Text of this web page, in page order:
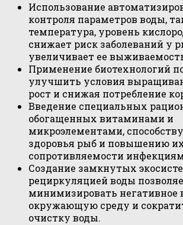
Использование
контроля параметров воды,
температура, уровень
снижает риск заболеваний у
увеличивает ее
Применение биотехнологий
улучшить условия
рост и снижая потребление
Введение специальных
обогащенных витаминами и
микроэлементами,
здоровья рыб и повышению
сопротивляемости
Создание замкнутых
рециркуляцией воды
минимизировать негативное
окружающую среду и
очистку воды.